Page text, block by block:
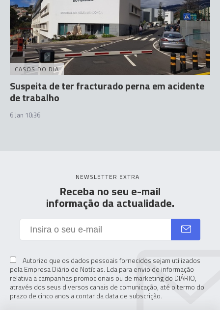
CASOS DO DIA
Suspeita de ter fracturado perna em acidente
de trabalho
6 Jan 10:36
NEWSLETTER EXTRA
Receba no seu e-mail
informação da actualidade.
Autorizo que os dados pessoais fornecidos sejam utilizados
pela Empresa Diário de Notícias. Lda para envio de informação
relativa a campanhas promocionais ou de marketing do DIÁRIO,
através dos seus diversos canais de comunicação, até o termo do
prazo de cinco anos a contar da data de subscrição.